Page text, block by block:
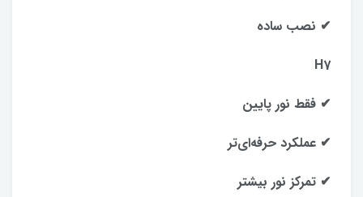
✔ نصب ساده
H7
✔ فقط نور پایین
✔ عملکرد حرفه‌ای‌تر
✔ تمرکز نور بیشتر